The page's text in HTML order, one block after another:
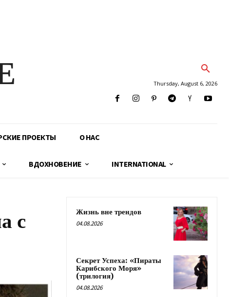
Thursday, August 6, 2026
ПРОЕКТЫ О НАС
ВДОХНОВЕНИЕ INTERNATIONAL
с
Жизнь вне трендов
04.08.2026
Секрет Успеха: «Пираты
Карибского Моря»
(трилогия)
04.08.2026